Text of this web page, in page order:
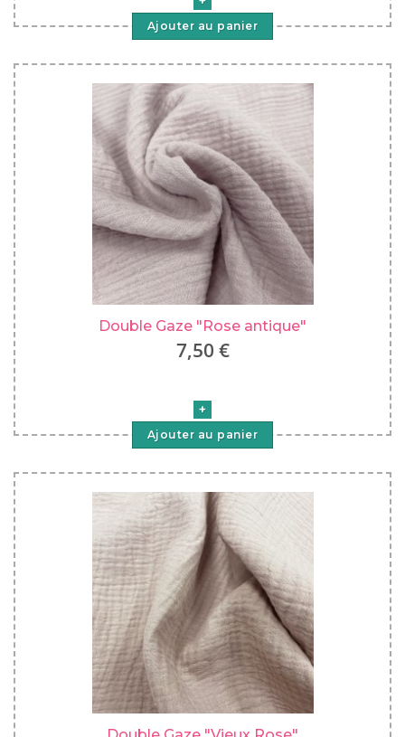
Ajouter au panier
Double Gaze "Rose antique"
7,50 €
Ajouter au panier